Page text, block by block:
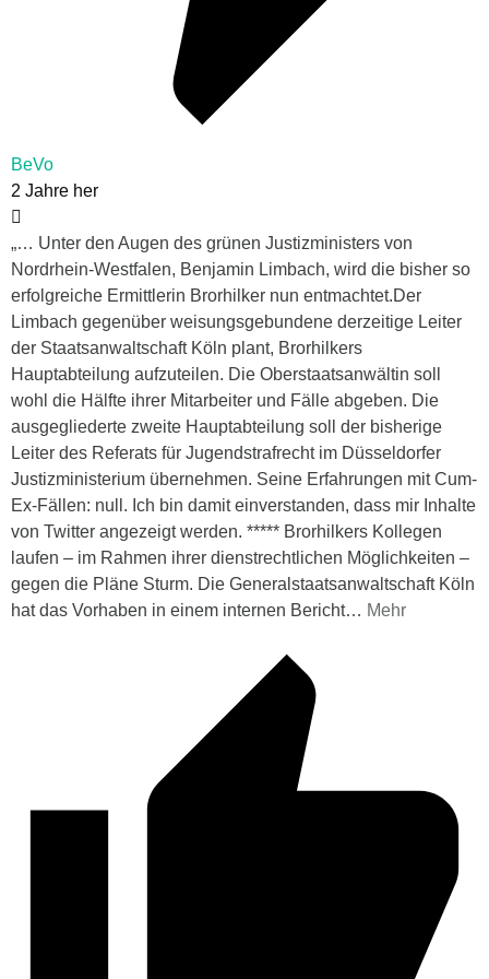
BeVo
2 Jahre her
„… Unter den Augen des grünen Justizministers von
Nordrhein-Westfalen, Benjamin Limbach, wird die bisher so
erfolgreiche Ermittlerin Brorhilker nun entmachtet.Der
Limbach gegenüber weisungsgebundene derzeitige Leiter
der Staatsanwaltschaft Köln plant, Brorhilkers
Hauptabteilung aufzuteilen. Die Oberstaatsanwältin soll
wohl die Hälfte ihrer Mitarbeiter und Fälle abgeben. Die
ausgegliederte zweite Hauptabteilung soll der bisherige
Leiter des Referats für Jugendstrafrecht im Düsseldorfer
Justizministerium übernehmen. Seine Erfahrungen mit Cum-
Ex-Fällen: null. Ich bin damit einverstanden, dass mir Inhalte
von Twitter angezeigt werden. ***** Brorhilkers Kollegen
laufen – im Rahmen ihrer dienstrechtlichen Möglichkeiten –
gegen die Pläne Sturm. Die Generalstaatsanwaltschaft Köln
hat das Vorhaben in einem internen Bericht… Mehr